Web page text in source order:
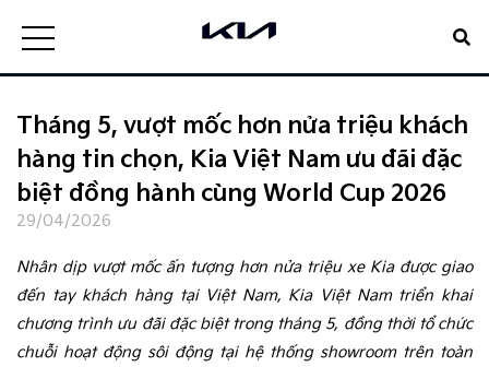
Tháng 5, vượt mốc hơn nửa triệu khách
hàng tin chọn, Kia Việt Nam ưu đãi đặc
biệt đồng hành cùng World Cup 2026
29/04/2026
Nhân dịp vượt mốc ấn tượng hơn nửa triệu xe Kia được giao
đến tay khách hàng tại Việt Nam, Kia Việt Nam triển khai
chương trình ưu đãi đặc biệt trong tháng 5, đồng thời tổ chức
chuỗi hoạt động sôi động tại hệ thống showroom trên toàn